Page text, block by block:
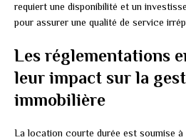
requiert une disponibilité et un
pour assurer une qualité de service
Les réglementations
leur impact sur la
immobilière
La location courte durée est soumise à